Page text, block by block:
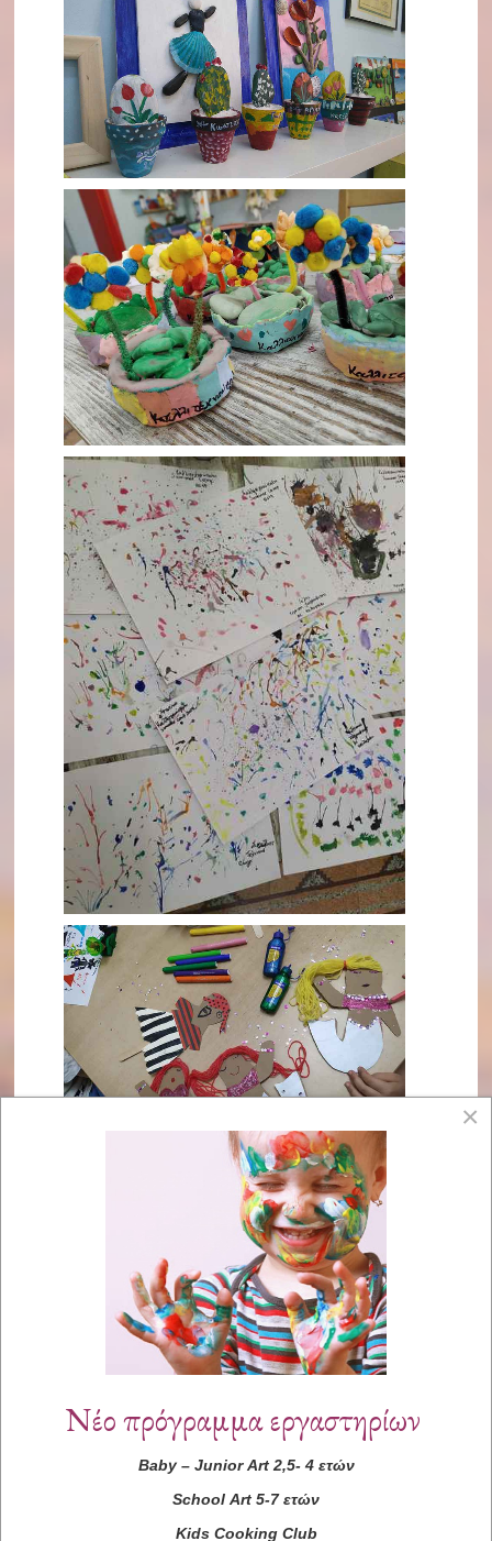
×
Νέο πρόγραμμα εργαστηρίων
Baby– Junior Art2,5- 4 ετών
School Art 5-7 ετών
Kids Cooking Club